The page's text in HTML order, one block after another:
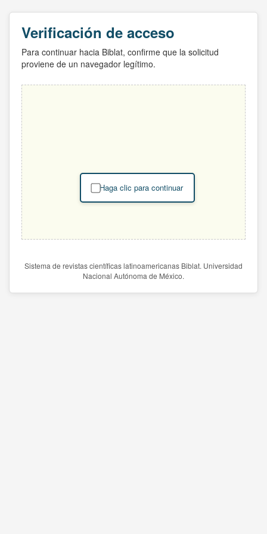
Verificación de acceso
Para continuar hacia Biblat, confirme que la solicitud
proviene de un navegador legítimo.
Haga clic para continuar
Sistema de revistas científicas latinoamericanas Biblat. Universidad
Nacional Autónoma de México.